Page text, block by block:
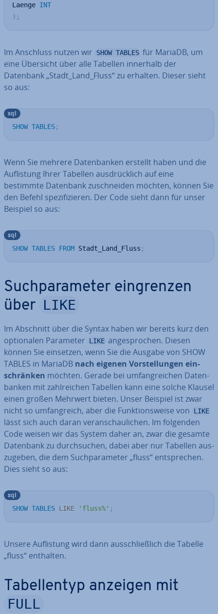
Laenge INT
) ;
Im Anschluss nutzen wir SHOW TABLES für MariaDB, um
eine Übersicht über alle Tabellen innerhalb der
Datenbank „Stadt_Land_Fluss“ zu erhalten. Dieser sieht
so aus:
SHOW TABLES;
sql
Wenn Sie mehrere Da­ten­ban­ken erstellt haben und die
Auf­lis­tung Ihrer Tabellen aus­drück­lich auf eine
bestimmte Datenbank zu­schnei­den möchten, können Sie
den Befehl spe­zi­fi­zie­ren. Der Code sieht dann für unser
Beispiel so aus:
SHOW TABLES FROM Stadt_Land_Fluss ;
sql
Such­pa­ra­me­ter ein­gren­zen
über LIKE
Im Abschnitt über die Syntax haben wir bereits kurz den
op­tio­na­len Parameter
LIKE an­ge­spro­chen. Diesen
können Sie einsetzen, wenn Sie die Ausgabe von SHOW
TABLES in MariaDB nach eigenen Vor­stel­lun­gen ein­
schrän­ken möchten. Gerade bei um­fang­rei­chen Da­ten­
ban­ken mit zahl­rei­chen Tabellen kann eine solche Klausel
einen großen Mehrwert bieten. Unser Beispiel ist zwar
nicht so um­fang­reich, aber die Funk­ti­ons­wei­se von
LIKE
lässt sich auch daran ver­an­schau­li­chen. Im folgenden
Code weisen wir das System daher an, zwar die gesamte
Datenbank zu durch­su­chen, dabei aber nur Tabellen aus­
zu­ge­ben, die dem Such­pa­ra­me­ter „fluss“ ent­spre­chen.
Dies sieht so aus:
SHOW TABLES LIKE 'fluss%' ;
sql
Unsere Auf­lis­tung wird dann aus­schließ­lich die Tabelle
„fluss“ enthalten.
Ta­bel­len­typ anzeigen mit
FULL